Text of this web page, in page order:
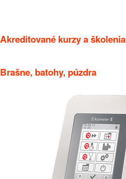
Akreditované kurzy a školenia
Brašne, batohy, púzdra